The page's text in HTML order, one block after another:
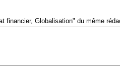
financier, Globalisation" du même